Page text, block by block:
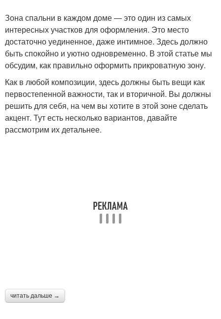
Зона спальни в каждом доме — это один из самых
интересных участков для оформления. Это место
достаточно уединенное, даже интимное. Здесь должно
быть спокойно и уютно одновременно. В этой статье мы
обсудим, как правильно оформить прикроватную зону.
Как в любой композиции, здесь должны быть вещи как
первостепенной важности, так и вторичной. Вы должны
решить для себя, на чем вы хотите в этой зоне сделать
акцент. Тут есть несколько вариантов, давайте
рассмотрим их детальнее.
читать дальше →